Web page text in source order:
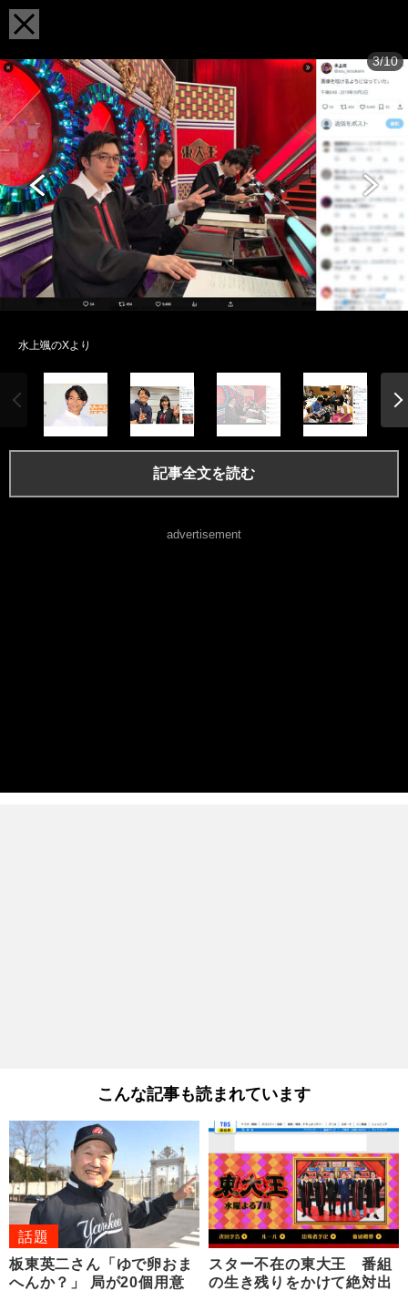
3/10
水上颯のXより
記事全文を読む
advertisement
こんな記事も読まれています
話題
板東英二さん「ゆで卵おま
へんか？」 局が20個用意
スター不在の東大王 番組
の生き残りをかけて絶対出